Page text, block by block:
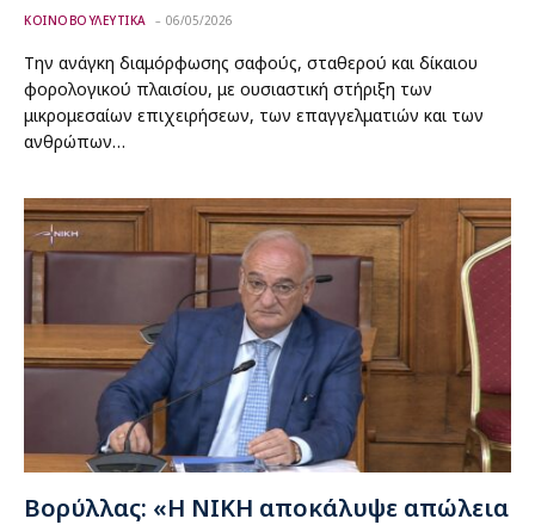
ΚΟΙΝΟΒΟΥΛΕΥΤΙΚΑ 06/05/2026
Την ανάγκη διαμόρφωσης σαφούς, σταθερού και δίκαιου
φορολογικού πλαισίου, με ουσιαστική στήριξη των
μικρομεσαίων επιχειρήσεων, των επαγγελματιών και των
ανθρώπων…
Βορύλλας: «Η ΝΙΚΗ αποκάλυψε απώλεια